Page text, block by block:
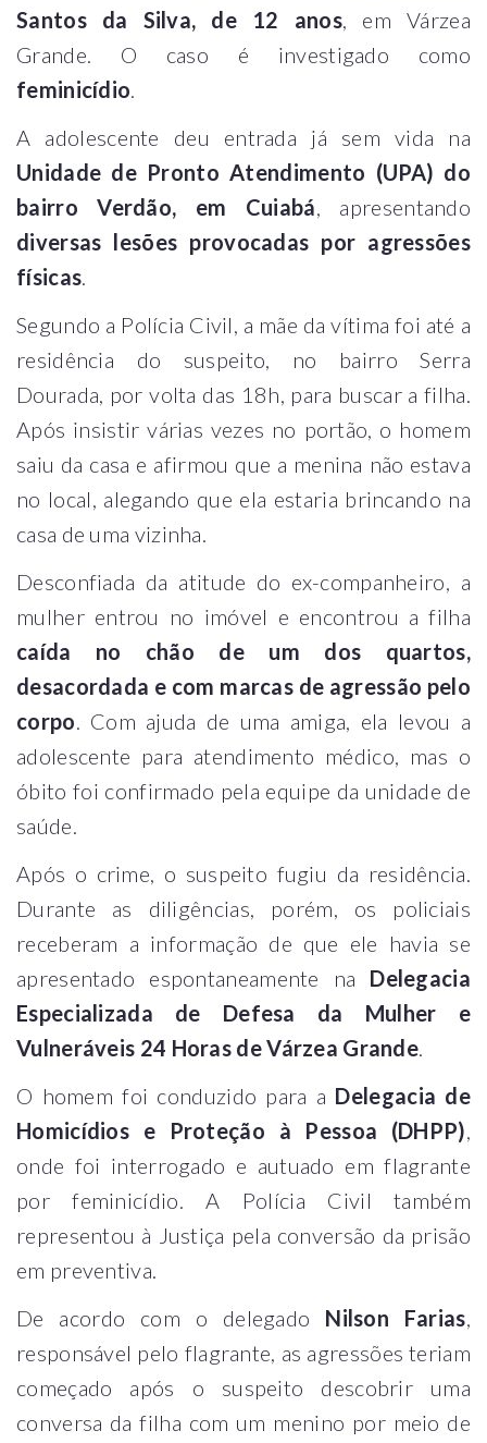
Santos da Silva, de 12 anos, em Várzea
Grande. O caso é investigado como
feminicídio.
A adolescente deu entrada já sem vida na
Unidade de Pronto Atendimento (UPA) do
bairro Verdão, em Cuiabá, apresentando
diversas lesões provocadas por agressões
físicas.
Segundo a Polícia Civil, a mãe da vítima foi até a
residência do suspeito, no bairro Serra
Dourada, por volta das 18h, para buscar a filha.
Após insistir várias vezes no portão, o homem
saiu da casa e afirmou que a menina não estava
no local, alegando que ela estaria brincando na
casa de uma vizinha.
Desconfiada da atitude do ex-companheiro, a
mulher entrou no imóvel e encontrou a filha
caída no chão de um dos quartos,
desacordada e com marcas de agressão pelo
corpo. Com ajuda de uma amiga, ela levou a
adolescente para atendimento médico, mas o
óbito foi confirmado pela equipe da unidade de
saúde.
Após o crime, o suspeito fugiu da residência.
Durante as diligências, porém, os policiais
receberam a informação de que ele havia se
apresentado espontaneamente na Delegacia
Especializada de Defesa da Mulher e
Vulneráveis 24 Horas de Várzea Grande.
O homem foi conduzido para a Delegacia de
Homicídios e Proteção à Pessoa (DHPP),
onde foi interrogado e autuado em flagrante
por feminicídio. A Polícia Civil também
representou à Justiça pela conversão da prisão
em preventiva.
De acordo com o delegado Nilson Farias,
responsável pelo flagrante, as agressões teriam
começado após o suspeito descobrir uma
conversa da filha com um menino por meio de